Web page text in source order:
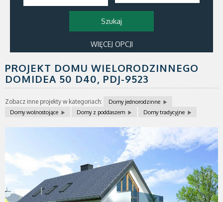
WIĘCEJ OPCJI
PROJEKT DOMU WIELORODZINNEGO
DOMIDEA 50 D40, PDJ-9523
Zobacz inne projekty w kategoriach:
Domy jednorodzinne
Domy wolnostojące
Domy z poddaszem Domy tradycyjne